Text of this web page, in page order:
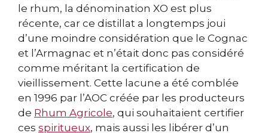
le rhum, la dénomination XO est plus
récente, car ce distillat a longtemps joui
d’une moindre considération que le Cognac
et l’Armagnac et n’était donc pas considéré
comme méritant la certification de
vieillissement. Cette lacune a été comblée
en 1996 par l’AOC créée par les producteurs
de Rhum Agricole, qui souhaitaient certifier
ces spiritueux, mais aussi les libérer d’un